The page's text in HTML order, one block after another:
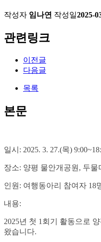
작성자 임나연 작성일2025-
관련링크
이전글
다음글
목록
본문
일시: 2025. 3. 27.(목)
장소: 양평 물안개공원, 두물
인원: 여행동아리 참여자 18
내용:
2025년 첫 1회기 활동으로
왔습니다.